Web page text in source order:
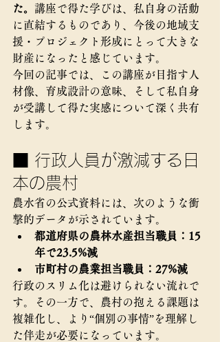
た。 講座で得た学びは、私自身の活動
に直結するものであり、今後の地域支
援・プロジェクト形成にとって大きな
財産になったと感じています。
今回の記事では、この講座が目指す人
材像、育成設計の意味、そして私自身
が受講して得た実感について深く共有
します。
■ 行政人員が激減する日
本の農村
農水省の公式資料には、次のような衝
撃的データが示されています。
都道府県の農林水産担当職員：15
年で23.5%減
市町村の農業担当職員：27%減
行政のスリム化は避けられない流れで
す。その一方で、農村の抱える課題は
複雑化し、より“個別の事情”を理解し
た伴走が必要になっています。